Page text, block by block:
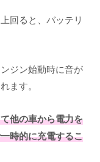
回ると、バッテリ
ジン始動時に音が
ます。
他の車から電力を
時的に充電するこ